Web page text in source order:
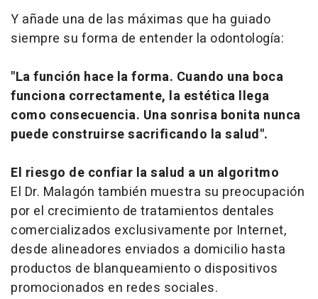
Y añade una de las máximas que ha guiado
siempre su forma de entender la odontología:
"La función hace la forma. Cuando una boca
funciona correctamente, la estética llega
como consecuencia. Una sonrisa bonita nunca
puede construirse sacrificando la salud".
El riesgo de confiar la salud a un algoritmo
El Dr. Malagón también muestra su preocupación
por el crecimiento de tratamientos dentales
comercializados exclusivamente por Internet,
desde alineadores enviados a domicilio hasta
productos de blanqueamiento o dispositivos
promocionados en redes sociales.